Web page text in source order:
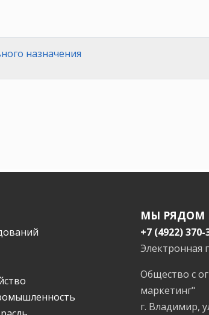
назначения
МЫ РЯДОМ
+7 (4922) 370-
Электронная
Общество с
маркетинг"
г. Владимир,